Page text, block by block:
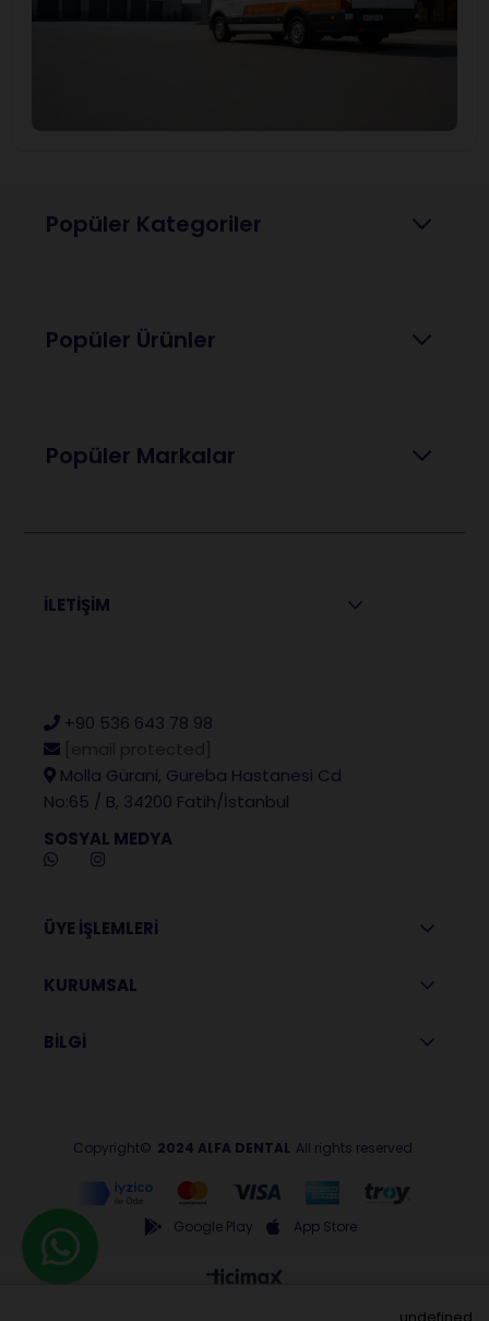
Popüler Kategoriler
Popüler Ürünler
Popüler Markalar
İLETİŞİM
+90 536 643 78 98
Molla Gürani, Gureba Hastanesi Cd
No:65 / B, 34200 Fatih/İstanbul
SOSYAL MEDYA
ÜYE İŞLEMLERİ
KURUMSAL
BİLGİ
Copyright© 2024 ALFA DENTAL All rights reserved.
Google Play App Store
undefined